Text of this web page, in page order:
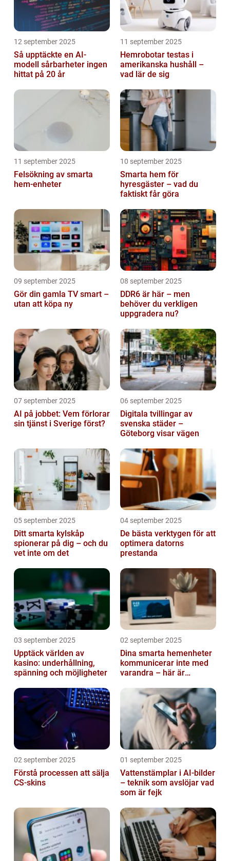
12 september 2025
Så upptäckte en AI-
modell sårbarheter ingen
hittat på 20 år
11 september 2025
Hemrobotar testas i
amerikanska hushåll –
vad lär de sig
11 september 2025
Felsökning av smarta
hem-enheter
10 september 2025
Smarta hem för
hyresgäster – vad du
faktiskt får göra
09 september 2025
Gör din gamla TV smart –
utan att köpa ny
08 september 2025
DDR6 är här – men
behöver du verkligen
uppgradera nu?
07 september 2025
AI på jobbet: Vem förlorar
sin tjänst i Sverige först?
06 september 2025
Digitala tvillingar av
svenska städer –
Göteborg visar vägen
05 september 2025
Ditt smarta kylskåp
spionerar på dig – och du
vet inte om det
04 september 2025
De bästa verktygen för att
optimera datorns
prestanda
03 september 2025
Upptäck världen av
kasino: underhållning,
spänning och möjligheter
02 september 2025
Dina smarta hemenheter
kommunicerar inte med
varandra – här är
02 september 2025
Förstå processen att sälja
CS-skins
01 september 2025
Vattenstämplar i AI-bilder
– teknik som avslöjar vad
som är fejk